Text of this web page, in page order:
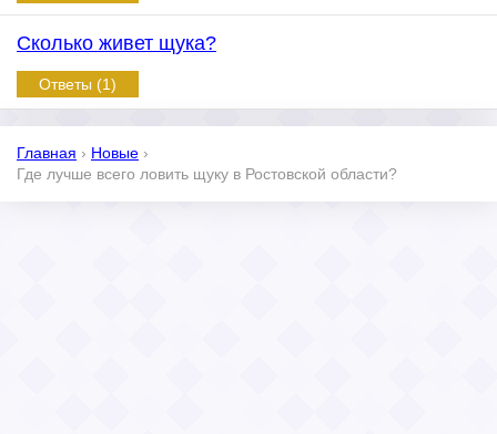
Сколько живет щука?
Ответы (1)
Главная › Новые ›
Где лучше всего ловить щуку в Ростовской области?